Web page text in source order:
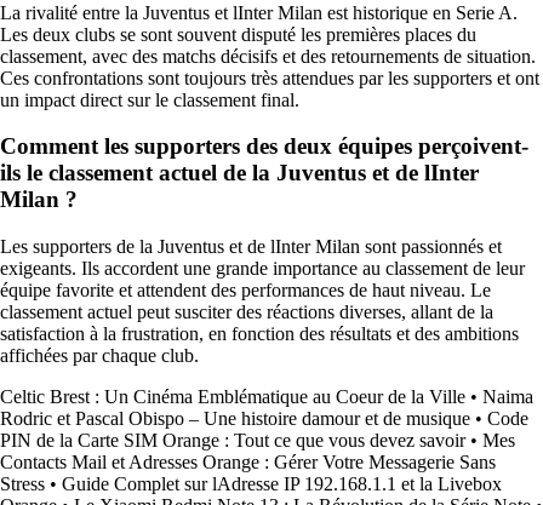
La rivalité entre la Juventus et lInter Milan est historique en Serie A.
Les deux clubs se sont souvent disputé les premières places du
classement, avec des matchs décisifs et des retournements de situation.
Ces confrontations sont toujours très attendues par les supporters et ont
un impact direct sur le classement final.
Comment les supporters des deux équipes perçoivent-
ils le classement actuel de la Juventus et de lInter
Milan ?
Les supporters de la Juventus et de lInter Milan sont passionnés et
exigeants. Ils accordent une grande importance au classement de leur
équipe favorite et attendent des performances de haut niveau. Le
classement actuel peut susciter des réactions diverses, allant de la
satisfaction à la frustration, en fonction des résultats et des ambitions
affichées par chaque club.
Celtic Brest : Un Cinéma Emblématique au Coeur de la Ville • Naima
Rodric et Pascal Obispo – Une histoire damour et de musique • Code
PIN de la Carte SIM Orange : Tout ce que vous devez savoir• Mes
Contacts Mail et Adresses Orange : Gérer Votre Messagerie Sans
Stress • Guide Complet sur lAdresse IP 192.168.1.1 et la Livebox